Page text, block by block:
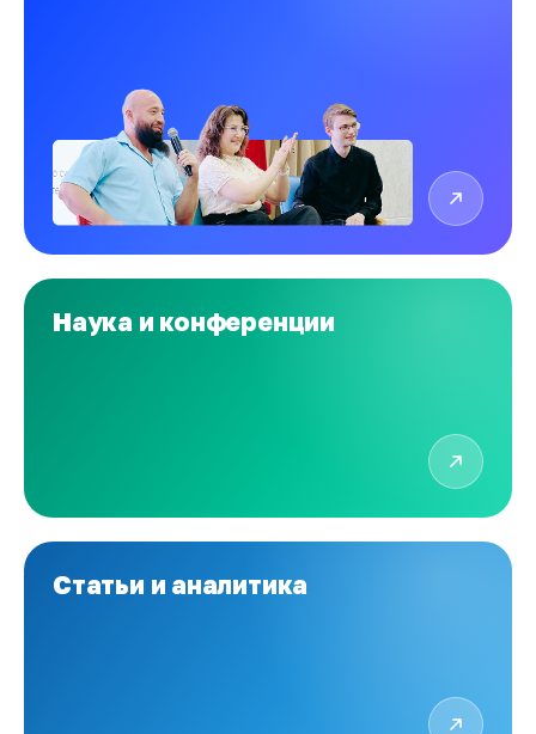
Наука и конференции
Статьи и аналитика